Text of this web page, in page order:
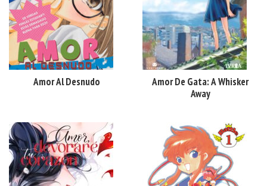
Amor Al Desnudo
Amor De Gata: A Whisker
Away